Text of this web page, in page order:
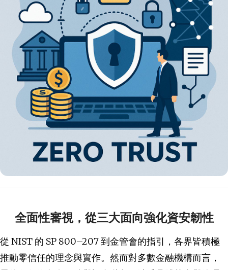
全面性審視，從三大面向強化資安韌性
從 NIST 的 SP 800–207 到金管會的指引，各界皆積極
推動零信任的理念與實作。然而對多數金融機構而言，